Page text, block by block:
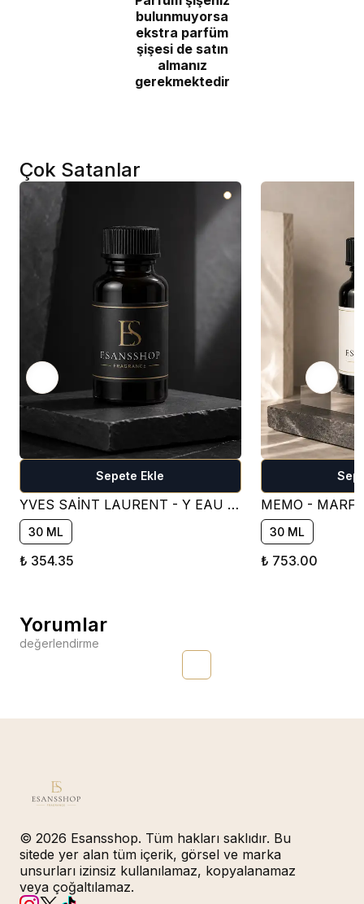
bulunmuyorsa
ekstra parfüm
şişesi de satın
almanız
gerekmektedir
Çok Satanlar
Sepete Ekle
YVES SAİNT LAURENT - Y EAU DE PARFUM PARFÜM ESANSI ( TATLI )
30 ML
₺ 354.35
30 ML
₺ 753.00
Yorumlar
değerlendirme
© 2026 Esansshop. Tüm hakları saklıdır. Bu
sitede yer alan tüm içerik, görsel ve marka
unsurları izinsiz kullanılamaz, kopyalanamaz
veya çoğaltılamaz.